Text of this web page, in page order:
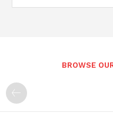
BROWSE